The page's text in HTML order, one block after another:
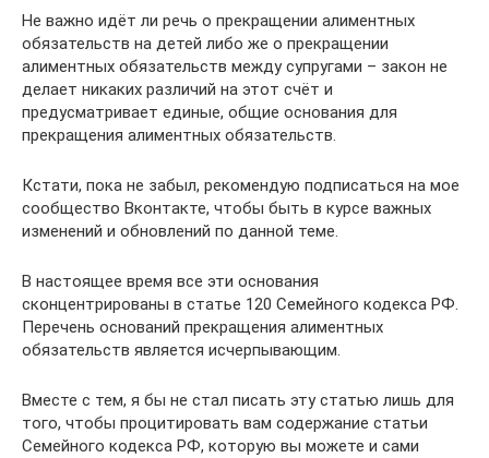
Не важно идёт ли речь о прекращении алиментных
обязательств на детей либо же о прекращении
алиментных обязательств между супругами – закон не
делает никаких различий на этот счёт и
предусматривает единые, общие основания для
прекращения алиментных обязательств.
Кстати, пока не забыл, рекомендую подписаться на мое
сообщество Вконтакте, чтобы быть в курсе важных
изменений и обновлений по данной теме.
В настоящее время все эти основания
сконцентрированы в статье 120 Семейного кодекса РФ.
Перечень оснований прекращения алиментных
обязательств является исчерпывающим.
Вместе с тем, я бы не стал писать эту статью лишь для
того, чтобы процитировать вам содержание статьи
Семейного кодекса РФ, которую вы можете и сами